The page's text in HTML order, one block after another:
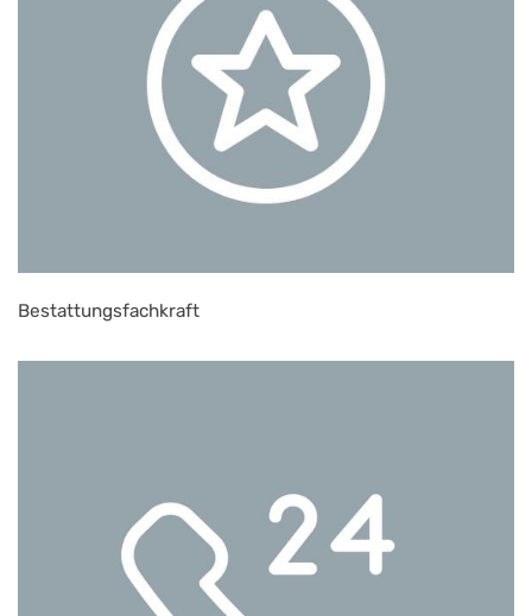
Bestattungsfachkraft